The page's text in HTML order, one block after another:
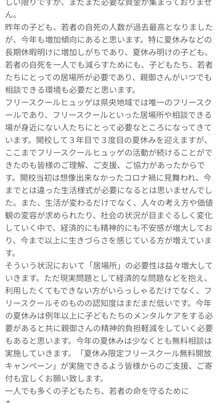
ん。
昨年の子ども、若者の自死の人数が過去最高となりました
が、今年も増加傾向にあると思います。特に夏休みなどの
長期休暇明けに増加しがちであり、夏休み明けの子ども、
若者の自死を一人でも減らすためにも、子どもたち、若者
たちにとっての居場所が必要であり、親御さんがいつでも
相談できる環境も必要だと思います。
フリースクールヒュッゲは県央地域では唯一のフリースク
ールであり、フリースクールといった居場所や相談できる
場が身近にない人たちにとって必要なところになってきて
います。開校して３年目で３度目の夏休みを迎えますが、
ここまでフリースクールヒュッゲの活動が続けることがで
きたのも皆様のご理解、ご支援、ご協力があったからで
す。開校当初は想像出来なかったコロナ禍に見舞われ、今
までとは違った生活様式が必要になるとは思いませんでし
た。また、生活が変わるだけでなく、人々の考え方や価値
観の変容が求められたり、社会の状況が目まぐるしく変化
していく中で、経済的にも精神的にも不安感が増大してお
り、今まで以上に生きづらさを感じている方が増えていま
す。
そういう状況において「居場所」の必要性は益々増大して
いきます。ただ現実問題として経済的な問題などを抱え、
利用したくてもできない方がいらっしゃるだけでなく、フ
リースクールそのものの認知度はまだまだ低いです。今年
の夏休みは例年以上に子どもたちのメンタルケアをする必
要があると共に親御さんの精神的負担軽減をしていく必要
もあると思います。今年の夏休みは少なくとも無料相談は
実施していきます。「夏休み限定フリースクール無料開放
キャンペーン」が実施できるよう皆様からのご支援、ご寄
付も宜しくお願い致します。
一人でも多くの子どもたち、若者の命を守るために